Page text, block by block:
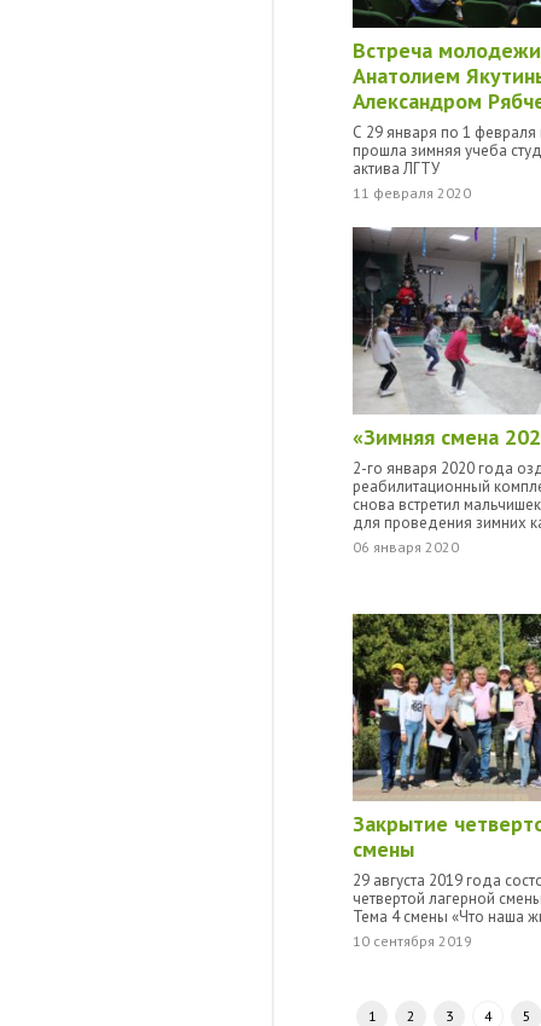
Встреча
Анатолием
Александром
С 29 января по 1
прошла зимняя учеба
актива ЛГТУ
11 февраля 2020
«Зимняя смена
2-го января 2020 года
реабилитационный
снова встретил
для проведения зимних
06 января 2020
Закрытие
смены
29 августа 2019 года
четвертой лагерной
Тема 4 смены «Что наша
10 сентября 2019
1 2 3 4 5